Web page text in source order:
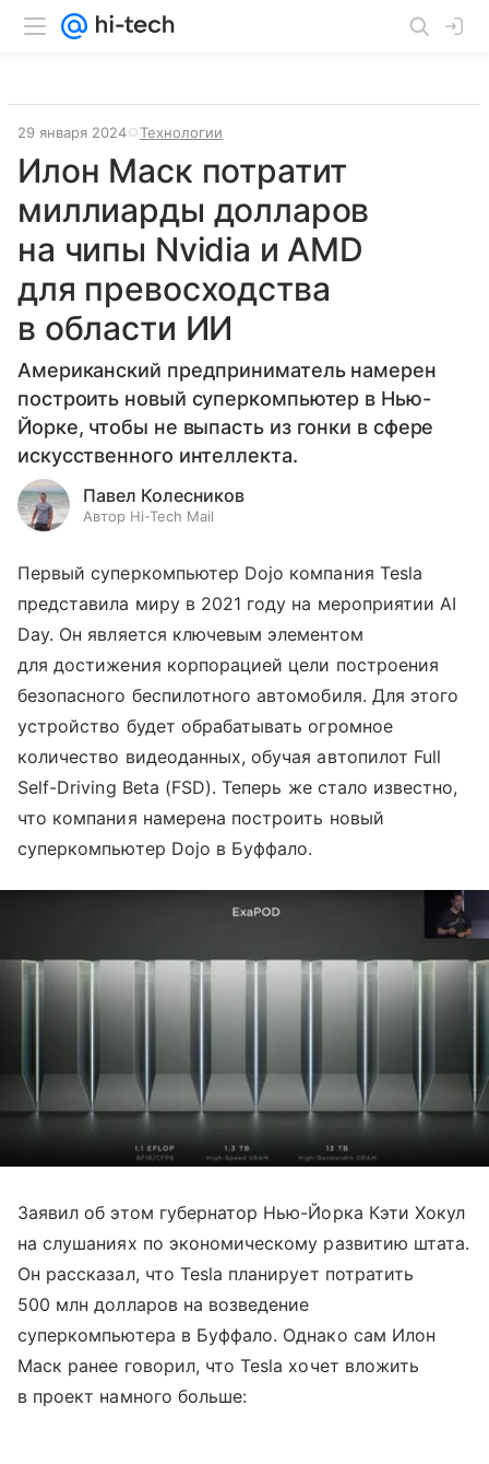
29 января 2024 Технологии
Илон Маск потратит
миллиарды долларов
на чипы Nvidia и AMD
для превосходства
в области ИИ
Американский предприниматель намерен
построить новый суперкомпьютер в Нью-
Йорке, чтобы не выпасть из гонки в сфере
искусственного интеллекта.
Павел Колесников
Автор Hi-Tech Mail
Первый суперкомпьютер Dojo компания Tesla
представила миру в 2021 году на мероприятии AI
Day. Он является ключевым элементом
для достижения корпорацией цели построения
безопасного беспилотного автомобиля. Для этого
устройство будет обрабатывать огромное
количество видеоданных, обучая автопилот Full
Self-Driving Beta (FSD). Теперь же стало известно,
что компания намерена построить новый
суперкомпьютер Dojo в Буффало.
Заявил об этом губернатор Нью-Йорка Кэти Хокул
на слушаниях по экономическому развитию штата.
Он рассказал, что Tesla планирует потратить
500 млн долларов на возведение
суперкомпьютера в Буффало. Однако сам Илон
Маск ранее говорил, что Tesla хочет вложить
в проект намного больше: